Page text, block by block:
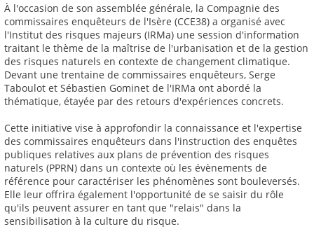
À l'occasion de son assemblée générale, la Compagnie des
commissaires enquêteurs de l'Isère (CCE38) a organisé avec
l'Institut des risques majeurs (IRMa) une session d'information
traitant le thème de la maîtrise de l'urbanisation et de la gestion
des risques naturels en contexte de changement climatique.
Devant une trentaine de commissaires enquêteurs, Serge
Taboulot et Sébastien Gominet de l'IRMa ont abordé la
thématique, étayée par des retours d'expériences concrets.
Cette initiative vise à approfondir la connaissance et l'expertise
des commissaires enquêteurs dans l'instruction des enquêtes
publiques relatives aux plans de prévention des risques
naturels (PPRN) dans un contexte où les évènements de
référence pour caractériser les phénomènes sont bouleversés.
Elle leur offrira également l'opportunité de se saisir du rôle
qu'ils peuvent assurer en tant que "relais" dans la
sensibilisation à la culture du risque.